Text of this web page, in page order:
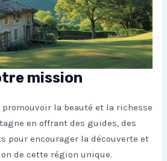
mission
la beauté et la richesse
en offrant des guides, des
pour encourager la découverte et
de cette région unique.